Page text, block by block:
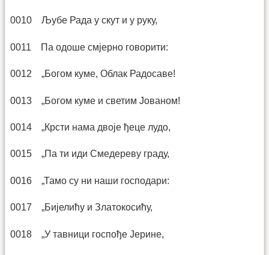
0010 Љубе Рада у скут и у руку,
0011 Па одоше смјерно говорити:
0012 „Богом куме, Облак Радосаве!
0013 „Богом куме и светим Јованом!
0014 „Крсти нама двоје ђеце лудо,
0015 „Па ти иди Смедереву граду,
0016 „Тамо су ни наши господари:
0017 „Бијелићу и Златокосићу,
0018 „У тавници госпође Јерине,